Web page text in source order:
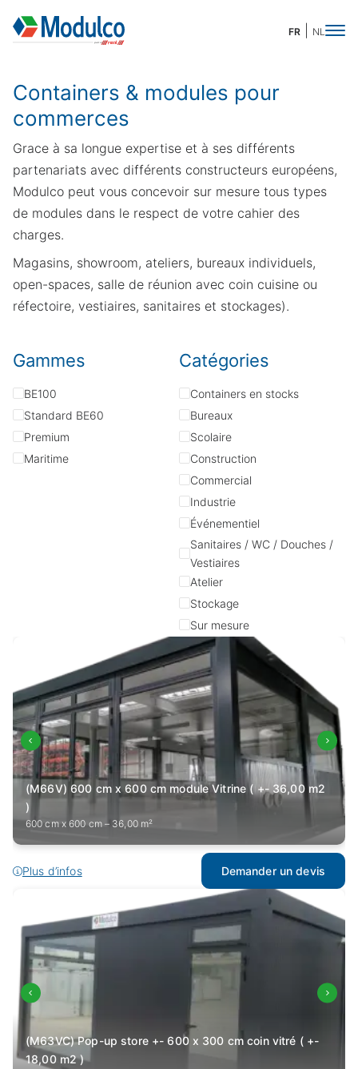
FR NL
Containers & modules pour
commerces
Grace à sa longue expertise et à ses différents
partenariats avec différents constructeurs européens,
Modulco peut vous concevoir sur mesure tous types
de modules dans le respect de votre cahier des
charges.
Magasins, showroom, ateliers, bureaux individuels,
open-spaces, salle de réunion avec coin cuisine ou
réfectoire, vestiaires, sanitaires et stockages).
Gammes
BE100
Standard BE60
Premium
Maritime
Catégories
Containers en stocks
Bureaux
Scolaire
Construction
Commercial
Industrie
Événementiel
Sanitaires / WC / Douches /
Vestiaires
Atelier
Stockage
Sur mesure
(M66V) 600 cm x 600 cm module Vitrine ( +- 36,00 m2
)
600 cm x 600 cm – 36,00 m²
Plus d’infos Demander un devis
(M63VC) Pop-up store +- 600 x 300 cm coin vitré ( +-
18,00 m2 )